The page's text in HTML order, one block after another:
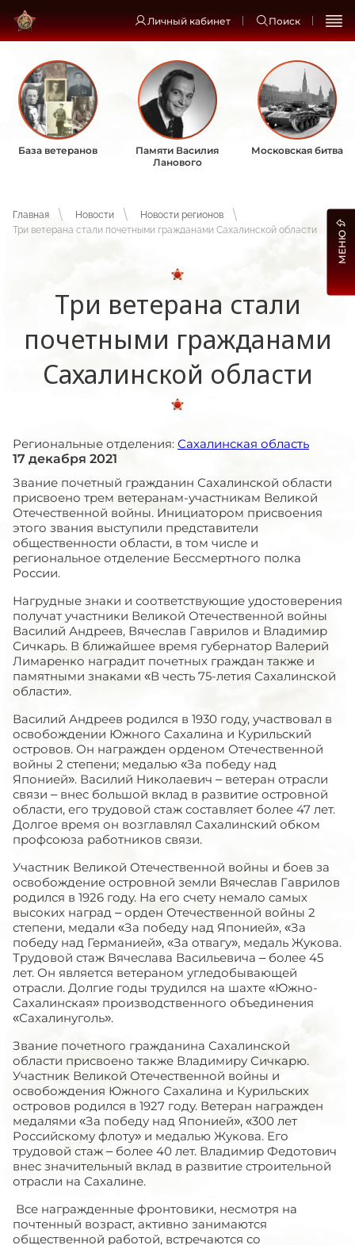
Личный кабинет Поиск
База ветеранов
Памяти Василия
Ланового
Московская битва
Главная Новости
Новости регионов
Три ветерана стали почетными гражданами Сахалинской области
Три ветерана стали
почетными гражданами
Сахалинской области
Региональные отделения: Сахалинская область
17 декабря 2021
Звание почетный гражданин Сахалинской области
присвоено трем ветеранам-участникам Великой
Отечественной войны. Инициатором присвоения
этого звания выступили представители
общественности области, в том числе и
региональное отделение Бессмертного полка
России.
Нагрудные знаки и соответствующие удостоверения
получат участники Великой Отечественной войны
Василий Андреев, Вячеслав Гаврилов и Владимир
Сичкарь. В ближайшее время губернатор Валерий
Лимаренко наградит почетных граждан также и
памятными знаками «В честь 75-летия Сахалинской
области».
Василий Андреев родился в 1930 году, участвовал в
освобождении Южного Сахалина и Курильский
островов. Он награжден орденом Отечественной
войны 2 степени; медалью «За победу над
Японией». Василий Николаевич – ветеран отрасли
связи – внес большой вклад в развитие островной
области, его трудовой стаж составляет более 47 лет.
Долгое время он возглавлял Сахалинский обком
профсоюза работников связи.
Участник Великой Отечественной войны и боев за
освобождение островной земли Вячеслав Гаврилов
родился в 1926 году. На его счету немало самых
высоких наград – орден Отечественной войны 2
степени, медали «За победу над Японией», «За
победу над Германией», «За отвагу», медаль Жукова.
Трудовой стаж Вячеслава Васильевича – более 45
лет. Он является ветераном угледобывающей
отрасли. Долгие годы трудился на шахте «Южно-
Сахалинская» производственного объединения
«Сахалинуголь».
Звание почетного гражданина Сахалинской
области присвоено также Владимиру Сичкарю.
Участник Великой Отечественной войны и
освобождения Южного Сахалина и Курильских
островов родился в 1927 году. Ветеран награжден
медалями «За победу над Японией», «300 лет
Российскому флоту» и медалью Жукова. Его
трудовой стаж – более 40 лет. Владимир Федотович
внес значительный вклад в развитие строительной
отрасли на Сахалине.
Все награжденные фронтовики, несмотря на
почтенный возраст, активно занимаются
общественной работой, встречаются со
МЕНЮ